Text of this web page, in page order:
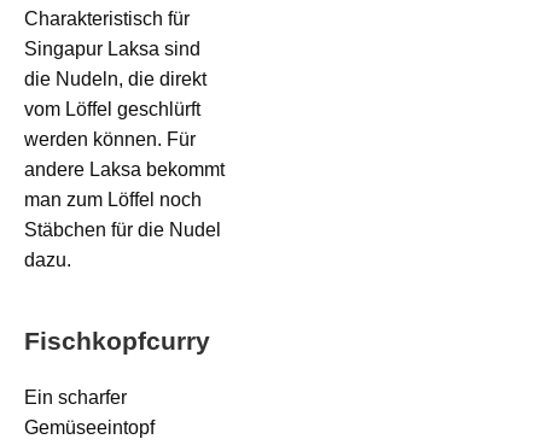
Charakteristisch für
Singapur Laksa sind
die Nudeln, die direkt
vom Löffel geschlürft
werden können. Für
andere Laksa bekommt
man zum Löffel noch
Stäbchen für die Nudel
dazu.
Fischkopfcurry
Ein scharfer
Gemüseeintopf